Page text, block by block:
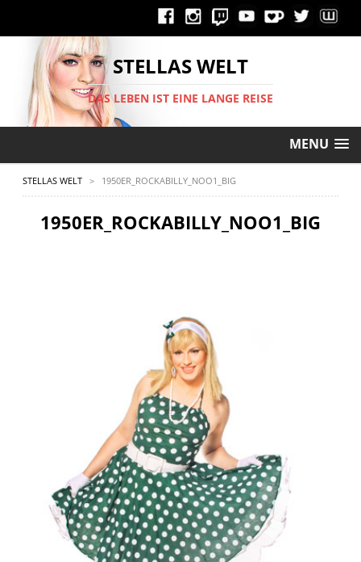
STELLAS WELT
DAS LEBEN IST EINE LANGE REISE
MENU
STELLAS WELT > 1950ER_ROCKABILLY_NOO1_BIG
1950ER_ROCKABILLY_NOO1_BIG